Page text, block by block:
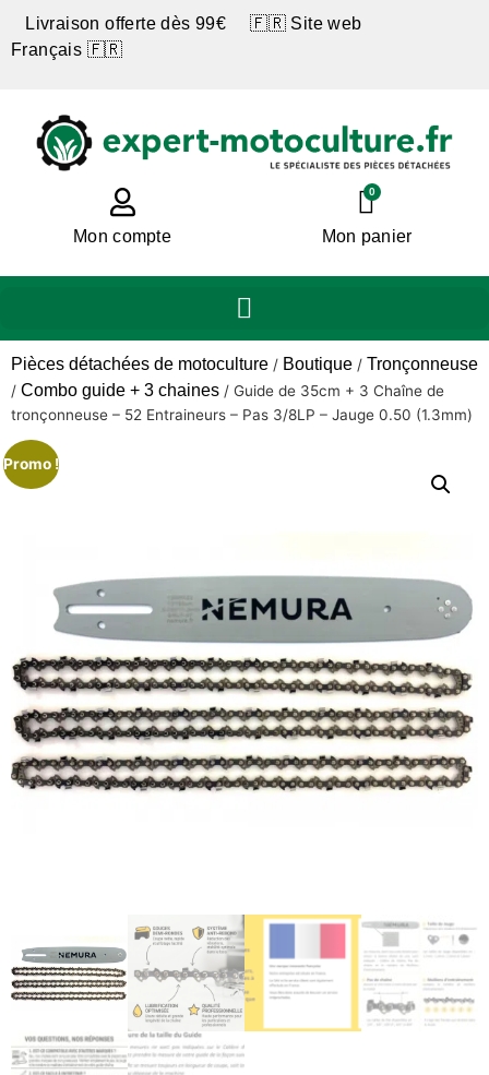
Livraison offerte dès 99€ 🇫🇷 Site web
Français 🇫🇷
Mon compte
0
Mon panier
Pièces détachées de motoculture / Boutique / Tronçonneuse
/ Combo guide + 3 chaines / Guide de 35cm + 3 Chaîne de
tronçonneuse – 52 Entraineurs – Pas 3/8LP – Jauge 0.50 (1.3mm)
Promo !